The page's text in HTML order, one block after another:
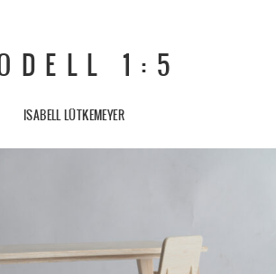
1:5
ISABELL LÜTKEMEYER